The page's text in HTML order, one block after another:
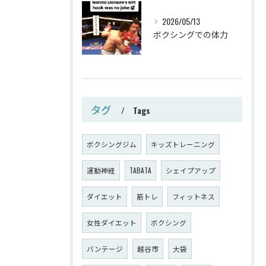
2026/05/13
ボクシングでの体力
タグ Tags
ボクシングジム キッズトレーニング
運動神経 TABATA シェイプアップ
ダイエット 筋トレ フィットネス
女性ダイエット ボクシング
バンテージ 越谷市 大袋